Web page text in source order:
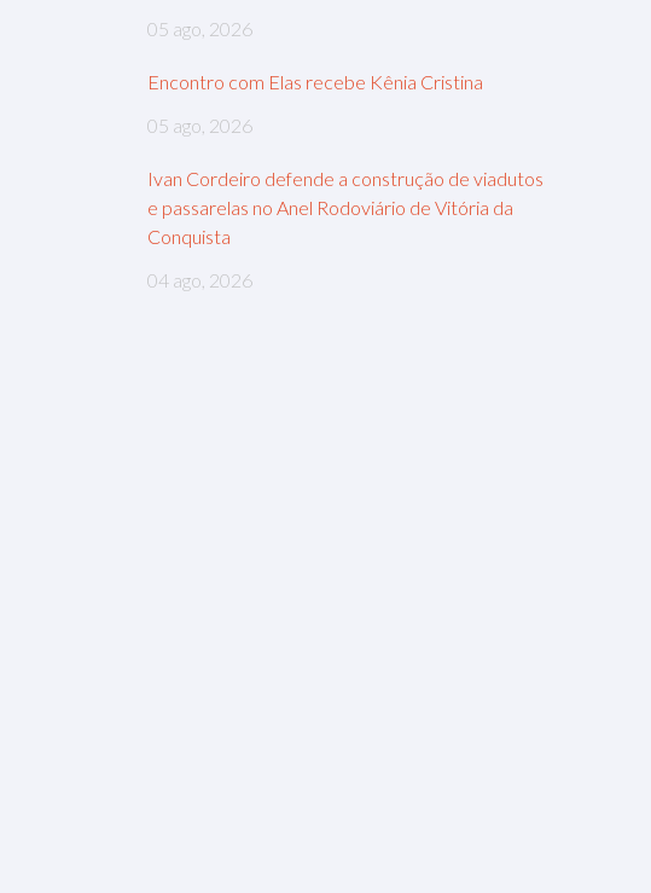
05 ago, 2026
Encontro com Elas recebe Kênia Cristina
05 ago, 2026
Ivan Cordeiro defende a construção de viadutos
e passarelas no Anel Rodoviário de Vitória da
Conquista
04 ago, 2026